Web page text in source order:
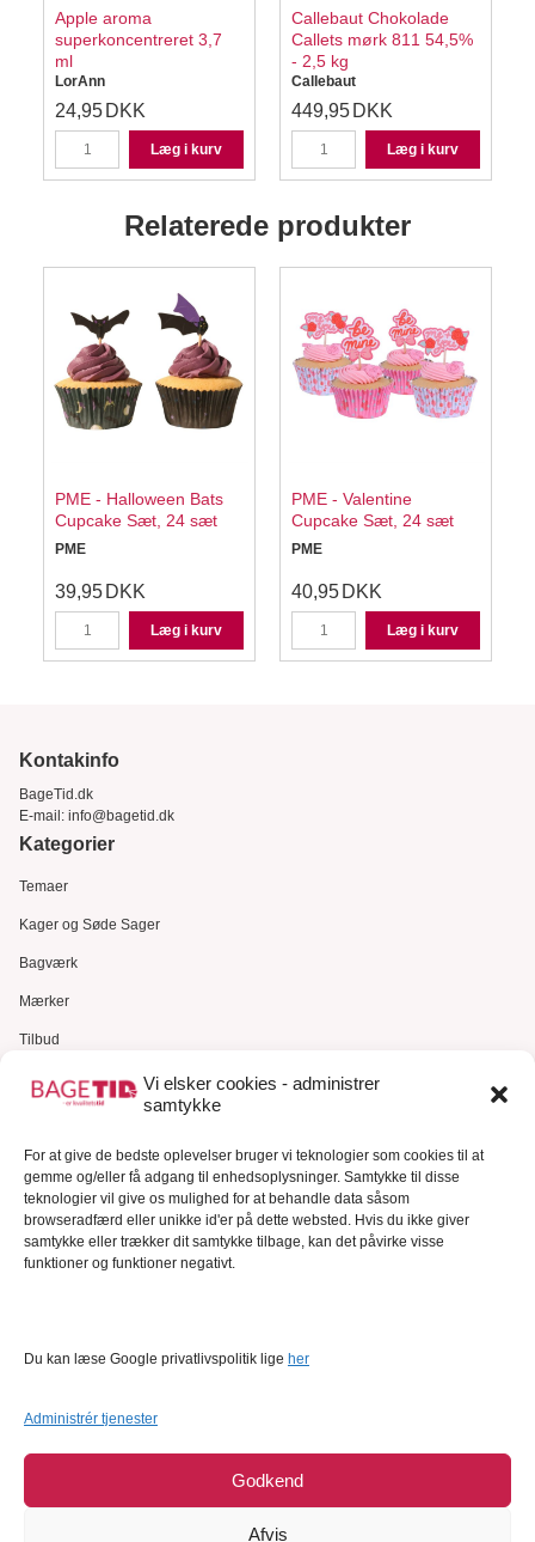
Vi elsker cookies - administrer
samtykke
For at give de bedste oplevelser bruger vi teknologier som cookies til at
gemme og/eller få adgang til enhedsoplysninger. Samtykke til disse
teknologier vil give os mulighed for at behandle data såsom
browseradfærd eller unikke id'er på dette websted. Hvis du ikke giver
samtykke eller trækker dit samtykke tilbage, kan det påvirke visse
funktioner og funktioner negativt.
Du kan læse Google privatlivspolitik lige her
Administrér tjenester
Godkend
Afvis
Apple aroma
superkoncentreret 3,7
ml
LorAnn
24,95 DKK
Læg i kurv
Callebaut Chokolade
Callets mørk 811 54,5%
- 2,5 kg
Callebaut
449,95 DKK
Læg i kurv
Relaterede produkter
PME - Halloween Bats
Cupcake Sæt, 24 sæt
PME
39,95 DKK
Læg i kurv
PME - Valentine
Cupcake Sæt, 24 sæt
PME
40,95 DKK
Læg i kurv
Kontakinfo
BageTid.dk
E-mail: info@bagetid.dk
Kategorier
Temaer
Kager og Søde Sager
Bagværk
Mærker
Tilbud
Gavekort
Kundeservice
Kundeservice
FAQ – Ofte stillede spørgsmål
Om Bagetid.dk
Se Fødevarestyrelsens smiley-rapporter